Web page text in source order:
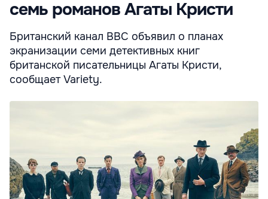
семь романов Агаты Кристи
Британский канал BBC объявил о планах
экранизации семи детективных книг
британской писательницы Агаты Кристи,
сообщает Variety.